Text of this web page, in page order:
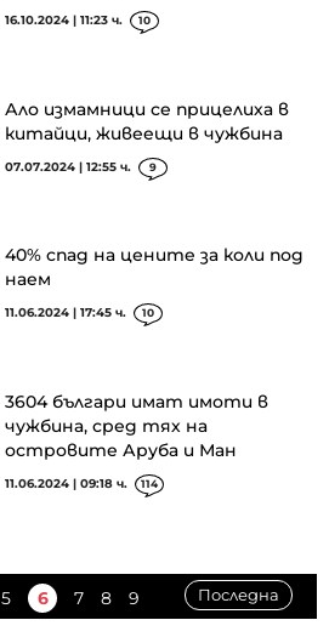
16.10.2024 | 11:23 ч. 10
Ало измамници се прицелиха в
китайци, живеещи в чужбина
07.07.2024 | 12:55 ч. 9
40% спад на цените за коли под
наем
11.06.2024 | 17:45 ч. 10
3604 българи имат имоти в
чужбина, сред тях на
островите Аруба и Ман
11.06.2024 | 09:18 ч. 114
5 6 7 8 9 Последна